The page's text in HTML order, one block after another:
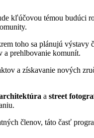
kľúčovou témou budúci
toho sa plánujú výstavy
a prehlbovanie komunít.
a získavanie nových
a street
členov, táto časť